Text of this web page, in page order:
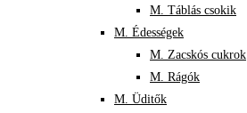
M. Táblás csokik
M. Édességek
M. Zacskós cukrok
M. Rágók
M. Üditők